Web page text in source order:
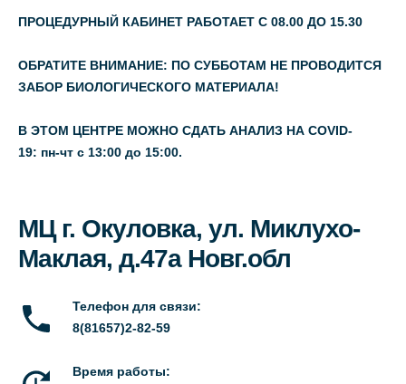
ПРОЦЕДУРНЫЙ КАБИНЕТ РАБОТАЕТ С 08.00 ДО 15.30
ОБРАТИТЕ ВНИМАНИЕ: ПО СУББОТАМ НЕ ПРОВОДИТСЯ
ЗАБОР БИОЛОГИЧЕСКОГО МАТЕРИАЛА!
В ЭТОМ ЦЕНТРЕ МОЖНО СДАТЬ АНАЛИЗ НА COVID-
19: пн-чт с 13:00 до 15:00.
МЦ г. Окуловка, ул. Миклухо-
Маклая, д.47а Новг.обл
Телефон для связи:
8(81657)2-82-59
Время работы: